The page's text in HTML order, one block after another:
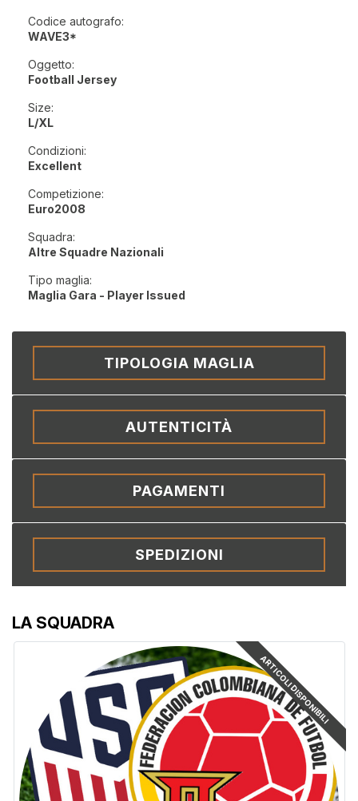
LA SQUADRA
ARTICOLI DISPONIBILI
Codice autografo:
WAVE3*
Oggetto:
Football Jersey
Size:
L/XL
Condizioni:
Excellent
Competizione:
Euro2008
Squadra:
Altre Squadre Nazionali
Tipo maglia:
Maglia Gara - Player Issued
TIPOLOGIA MAGLIA
AUTENTICITÀ
PAGAMENTI
SPEDIZIONI